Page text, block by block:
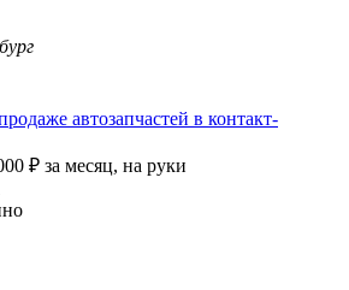
автозапчастей в контакт-
₽ за месяц, на руки